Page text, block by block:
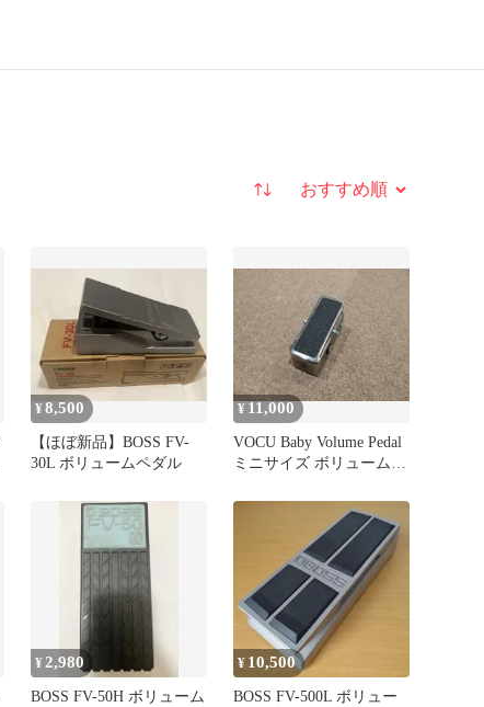
並び替え
¥8,500
【ほぼ新品】BOSS FV-
30L ボリュームペダル
¥ 11,000
VOCU Baby Volume Pedal
ミニサイズ ボリュームペ
¥ 2,980
BOSS FV-50H ボリューム
¥ 10,500
BOSS FV-500L ボリュー